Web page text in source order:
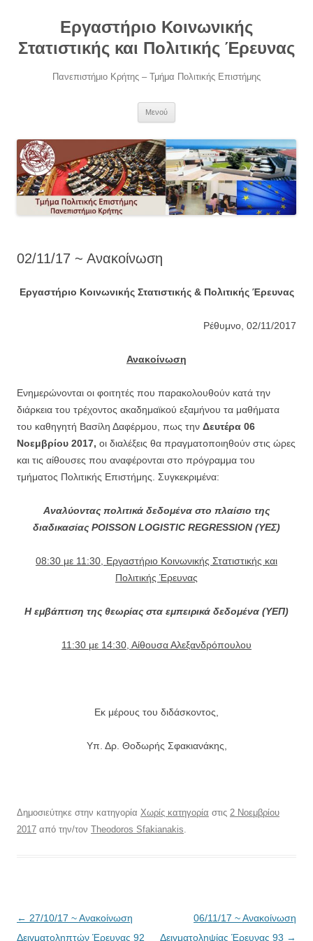
περιεχόμενοΕργαστήριο Κοινωνικής
Στατιστικής και Πολιτικής Έρευνας
Πανεπιστήμιο Κρήτης – Τμήμα Πολιτικής Επιστήμης
Μενού
02/11/17 ~ Ανακοίνωση
Εργαστήριο Κοινωνικής Στατιστικής & Πολιτικής Έρευνας
Ρέθυμνο, 02/11/2017
Ανακοίνωση
Ενημερώνονται οι φοιτητές που παρακολουθούν κατά την
διάρκεια του τρέχοντος ακαδημαϊκού εξαμήνου τα μαθήματα
του καθηγητή Βασίλη Δαφέρμου, πως την Δευτέρα 06
Νοεμβρίου 2017, οι διαλέξεις θα πραγματοποιηθούν στις ώρες
και τις αίθουσες που αναφέρονται στο πρόγραμμα του
τμήματος Πολιτικής Επιστήμης. Συγκεκριμένα:
Αναλύοντας πολιτικά δεδομένα στο πλαίσιο της
διαδικασίας POISSON LOGISTIC REGRESSION (ΥΕΣ)
08:30 με 11:30, Εργαστήριο Κοινωνικής Στατιστικής και
Πολιτικής Έρευνας
Η εμβάπτιση της θεωρίας στα εμπειρικά δεδομένα (ΥΕΠ)
11:30 με 14:30, Αίθουσα Αλεξανδρόπουλου
Εκ μέρους του διδάσκοντος,
Υπ. Δρ. Θοδωρής Σφακιανάκης,
Δημοσιεύτηκε στην κατηγορία Χωρίς κατηγορία στις 2 Νοεμβρίου
2017 από την/τον Theodoros Sfakianakis.
Πλοήγηση
άρθρων
← 27/10/17 ~ Ανακοίνωση
Δειγματοληπτών Έρευνας 92
06/11/17 ~ Ανακοίνωση
Δειγματοληψίας Έρευνας 93 →